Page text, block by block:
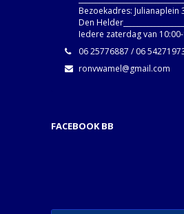
Bezoekadres: Julianaplein
Den
Iedere zaterdag van
06 25776887 / 06
ronvwamel@gmail.com
FACEBOOK BB